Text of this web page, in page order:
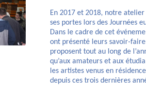
En 2017 et 2018, notre
ses portes lors des Journées
Dans le cadre de cet
ont présenté leurs savoir-
proposent tout au long de
qu’aux amateurs et aux
les artistes venus en
depuis ces trois dernières